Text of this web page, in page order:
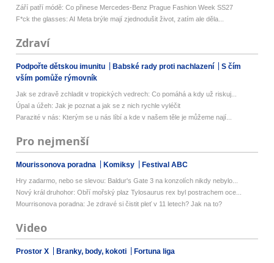
Září patří módě: Co přinese Mercedes-Benz Prague Fashion Week SS27
F*ck the glasses: AI Meta brýle mají zjednodušit život, zatím ale děla...
Zdraví
Podpořte dětskou imunitu Babské rady proti nachlazení
S čím
vším pomůže rýmovník
Jak se zdravě zchladit v tropických vedrech: Co pomáhá a kdy už riskuj...
Úpal a úžeh: Jak je poznat a jak se z nich rychle vyléčit
Parazité v nás: Kterým se u nás líbí a kde v našem těle je můžeme nají...
Pro nejmenší
Mourissonova poradna Komiksy Festival ABC
Hry zadarmo, nebo se slevou: Baldur's Gate 3 na konzolích nikdy nebylo...
Nový král druhohor: Obří mořský plaz Tylosaurus rex byl postrachem oce...
Mourrisonova poradna: Je zdravé si čistit pleť v 11 letech? Jak na to?
Video
Prostor X Branky, body, kokoti Fortuna liga